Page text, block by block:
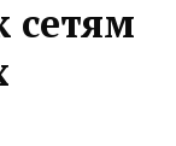
сетям